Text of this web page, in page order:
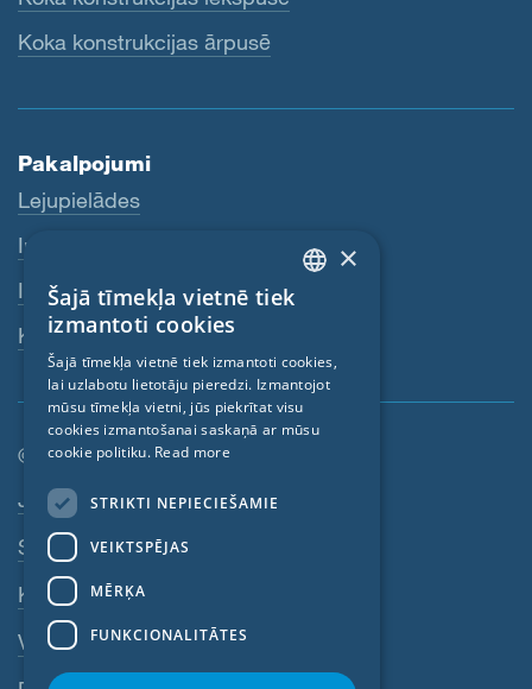
Koka konstrukcijas ārpusē
Pakalpojumi
Lejupielādes
Internetveikals
Izplatītāji
Kontaktpersona
© SIGA 2026
Kājenes navigācija
Jobs
Sazinieties
Konfidencialitātes politika
VDN
ENGLISH
FRENCH
CZECH
×
Šajā tīmekļa vietnē tiek
izmantoti cookies
Šajā tīmekļa vietnē tiek izmantoti cookies,
lai uzlabotu lietotāju pieredzi. Izmantojot
mūsu tīmekļa vietni, jūs piekrītat visu
cookies izmantošanai saskaņā ar mūsu
cookie politiku. Read more
STRIKTI NEPIECIEŠAMIE
VEIKTSPĒJAS
MĒRĶA
FUNKCIONALITĀTES